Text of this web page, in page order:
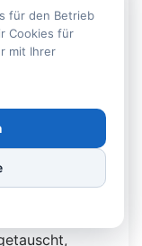
in
Der
Funktion
für den Betrieb
Cookies für
mit Ihrer